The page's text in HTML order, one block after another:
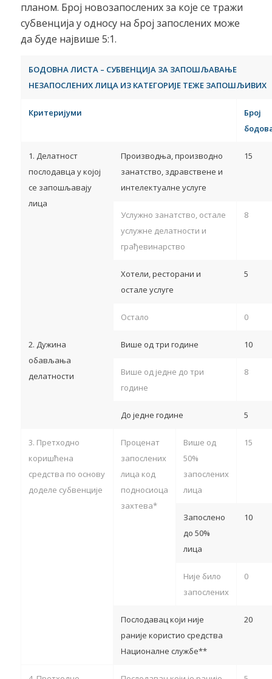
планом. Број новозапослених за које се тражи
субвенција у односу на број запослених може
да буде највише 5:1.
БОДОВНА ЛИСТА – СУБВЕНЦИЈА ЗА ЗАПОШЉАВАЊЕ
НЕЗАПОСЛЕНИХ ЛИЦА ИЗ КАТЕГОРИЈЕ ТЕЖЕ ЗАПОШЉИВИХ
Критеријуми
Број
1. Делатност
послодавца у којој
се запошљавају
лица
Производња, производно
занатство, здравствене и
интелектуалне услуге
15
Услужно занатство, остале
услужне делатности и
грађевинарство
8
Хотели, ресторани и
остале услуге
5
Остало 0
2. Дужина
обављања
делатности
Више од три године 10
Више од једне до три
године
8
До једне године 5
3. Претходно
коришћена
средства по основу
доделе субвенције
Проценат
запослених
лица код
подносиоца
захтева*
Више од
50%
запослених
лица
15
Запослено
до 50%
лица
10
Није било
запослених
0
Послодавац који није
раније користио средства
Националне службе**
20